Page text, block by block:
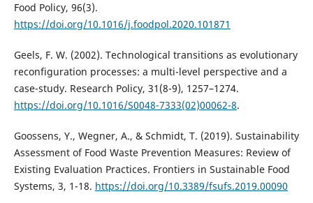
Food Policy, 96(3).
https://doi.org/10.1016/j.foodpol.2020.101871
Geels, F. W. (2002). Technological transitions as evolutionary
reconfiguration processes: a multi-level perspective and a
case-study. Research Policy, 31(8-9), 1257–1274.
https://doi.org/10.1016/S0048-7333(02)00062-8.
Goossens, Y., Wegner, A., & Schmidt, T. (2019). Sustainability
Assessment of Food Waste Prevention Measures: Review of
Existing Evaluation Practices. Frontiers in Sustainable Food
Systems, 3, 1-18. https://doi.org/10.3389/fsufs.2019.00090